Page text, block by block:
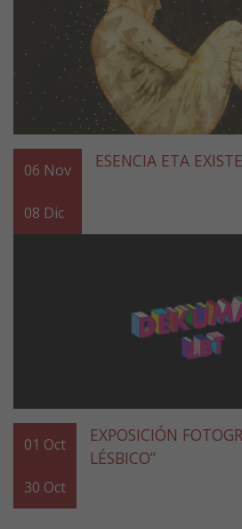
06 Nov
08 Dic
ESENCIA ETA
01 Oct
30 Oct
EXPOSICIÓN
LÉSBICO”